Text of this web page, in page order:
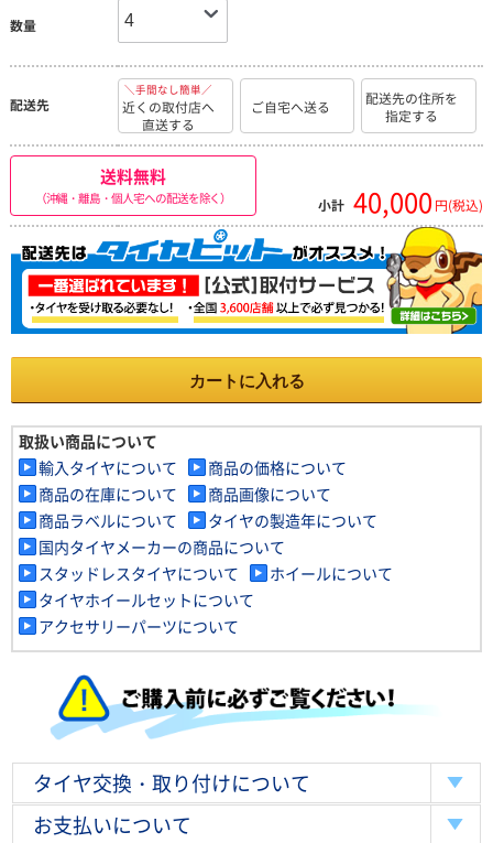
数量
配送先
＼手間なし簡単／
近くの取付店へ
直送する
ご自宅へ送る
配送先の住所を
指定する
送料無料
（沖縄・離島・個人宅への配送を除く） 小計 40,000 円(税込)
カートに入れる
取扱い商品について
輸入タイヤについて
商品の価格について
商品の在庫について
商品画像について
商品ラベルについて
タイヤの製造年について
国内タイヤメーカーの商品について
スタッドレスタイヤについて
ホイールについて
タイヤホイールセットについて
アクセサリーパーツについて
タイヤ交換・取り付けについて
お支払いについて